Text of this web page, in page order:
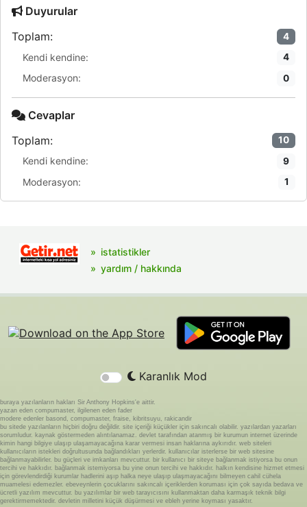
Duyurular
Toplam:
4
Kendi kendine: 4
Moderasyon: 0
Cevaplar
Toplam:
10
Kendi kendine: 9
Moderasyon: 1
istatistikler
yardım / hakkında
Karanlık Mod
buraya yazılanların hakları Sir Anthony Hopkins'e aittir.
yazan eden compumaster, ilgilenen eden fader
modere edenler basond, compumaster, fraise, kibritsuyu, rakicandir
bu sitede yazılanların hiçbiri doğru değildir. site içeriği küçükler için sakıncalı olabilir. yazılardan yazarları
sorumludur. kaynak göstermeden alıntılanamaz. devlet tarafından atanmış bir kurumun internet üzerinde
kimin hangi bilgiye ulaşıp ulaşamayacağına karar vermesi insan haklarına aykırıdır. web siteleri
kullanıcıların istekleri doğrultusunda bağlandıkları yerlerdir. kullanıcılar isterlerse bir web sitesine
bağlanmayabilirler. bu güçleri ve imkanları mevcuttur. bir kullanıcı bir siteye bağlanmak istiyorsa bu onun
tercihi ve hakkıdır. bağlanmak istemiyorsa bu yine onun tercihi ve hakkıdır. halkın kendisine hizmet etmesi
için görevlendirdiği kurumlar hadlerini aşıp halka neye ulaşıp ulaşmayacağını bilmeyen cahil cühela
muamelesi edemezler. ebeveynlerin çocuklarını sakıncalı içeriklerden koruması için çok sayıda bedava ve
ücretli yazılım mevcuttur. bu yazılımlar bir web tarayıcısını kullanmaktan daha karmaşık teknik bilgi
gerektirmemektedir. devletin milletini küçük düşürmesi ve ebleh yerine koyması yasaktır.